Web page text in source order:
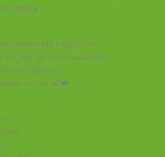
Sözler ;
kalbimde hep güven,
bu aşk, seninle yükselen.
şey sağlam,
her an. 💻❤️